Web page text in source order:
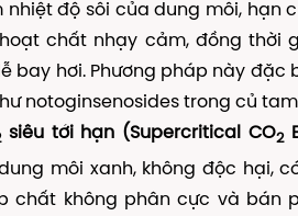
độ sôi của dung môi, hạn
chất nhạy cảm, đồng thời
bay hơi. Phương pháp này đặc
notoginsenosides trong củ
siêu tới hạn (Supercritical CO2
môi xanh, không độc hại,
chất không phân cực và bán